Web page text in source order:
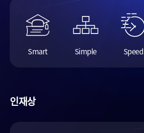
Smart Simple Speed
인재상